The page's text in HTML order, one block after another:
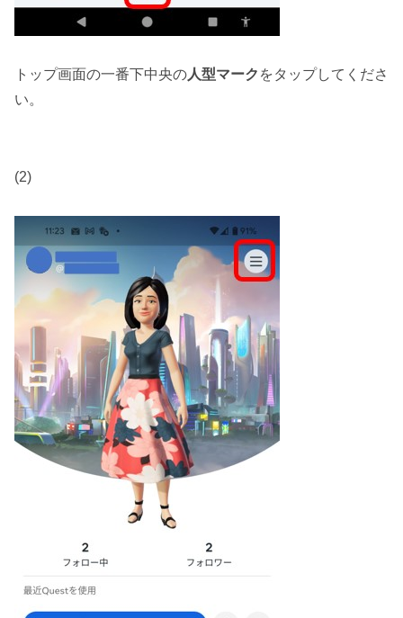
トップ画面の一番下中央の人型マーク をタップしてくださ
い。
(2)